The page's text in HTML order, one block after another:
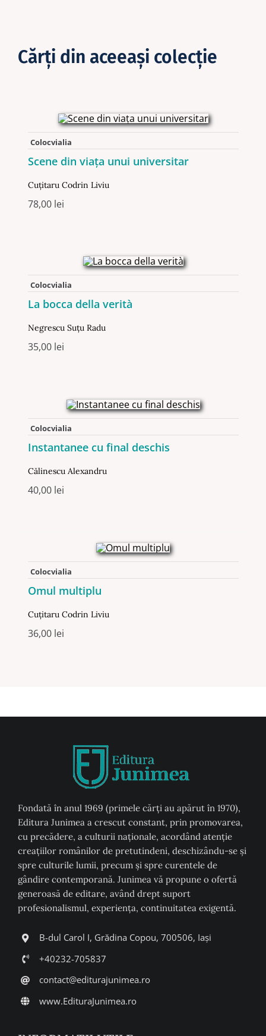
Cărţi din aceeaşi colecţie
Colocvialia
Scene din viața unui universitar
Cuţitaru Codrin Liviu
78,00 lei
Colocvialia
La bocca della verità
Negrescu Suţu Radu
35,00 lei
Colocvialia
Instantanee cu final deschis
Călinescu Alexandru
40,00 lei
Colocvialia
Omul multiplu
Cuţitaru Codrin Liviu
36,00 lei
Fondată în anul 1969 (primele cărți au apărut în 1970),
Editura Junimea a crescut constant, prin promovarea,
cu precădere, a culturii naţionale, acordând atenţie
creaţiilor românilor de pretutindeni, deschizându-se şi
spre culturile lumii, precum şi spre curentele de
gândire contemporană. Junimea vă propune o ofertă
generoasă de editare, având drept suport
profesionalismul, experiența, continuitatea exigentă.
B-dul Carol I, Grădina Copou, 700506, Iași
+40232-705837
contact@editurajunimea.ro
www.EdituraJunimea.ro